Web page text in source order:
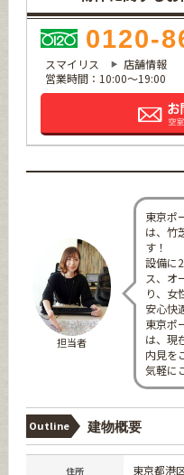
0120-
スマイリス
店舗情報
営業時間：10:00～19:00
担当者
東京ポ
は、竹
す！
設備に
ス、オ
り、女
安心快
東京ポ
は、現
内見を
気軽に
Outline 建物概要
住所 東京都港